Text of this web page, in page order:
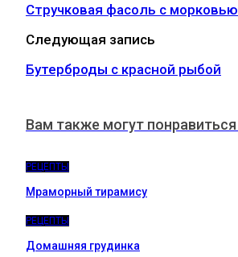
Стручковая фасоль с морковью
Следующая запись
Бутерброды с красной рыбой
Вам также могут понравиться
РЕЦЕПТЫ
Мраморный тирамису
РЕЦЕПТЫ
Домашняя грудинка